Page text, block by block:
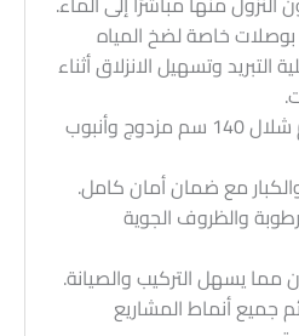
بوصلات خاصة لضخ المياه
التبريد وتسهيل الانزلاق أثناء
تصميم مميز يضم شلال 140 سم مزدوج وأنبوب
مع ضمان أمان كامل.
والظروف الجوية
مما يسهل التركيب والصيانة.
جميع أنماط المشاريع